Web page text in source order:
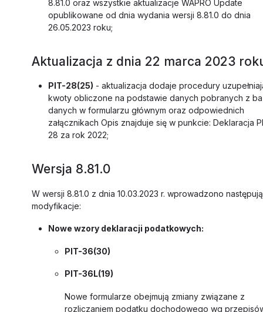
8.81.0 oraz wszystkie aktualizacje WAPRO Update
opublikowane od dnia wydania wersji 8.81.0 do dnia
26.05.2023 roku;
Aktualizacja z dnia 22 marca 2023
PIT-28(25) - aktualizacja dodaje procedury
kwoty obliczone na podstawie danych pobranych z
danych w formularzu głównym oraz odpowiednich
załącznikach Opis znajduje się w punkcie: Deklaracja
28 za rok 2022;
Wersja 8.81.0
W wersji 8.81.0 z dnia 10.03.2023 r. wprowadzono
modyfikacje:
Nowe wzory deklaracji podatkowych:
PIT-36(30)
PIT-36L(19)
Nowe formularze obejmują zmiany związane z
rozliczaniem podatku dochodowego wg